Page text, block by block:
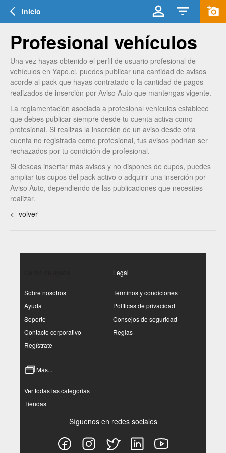
Inicio
Profesional vehículos
Una vez hayas obtenido el perfil de usuario profesional de
vehículos en Yapo.cl, puedes publicar una cantidad de avisos
acorde al pack que hayas contratado o la cantidad de pagos
realizados de inserción por Aviso Auto que mantengas vigente.
La reglamentación asociada a profesional vehículos establece
que debes publicar siempre desde tu cuenta activa como
profesional. Si realizas la inserción de un aviso desde otra
cuenta no registrada como profesional, tus avisos podrían ser
rechazados por tu condición de profesional.
Si deseas insertar más avisos y no dispones de cupos, puedes
ampliar tus cupos del pack activo o adquirir una inserción por
Aviso Auto, dependiendo de las publicaciones que necesites
realizar.
<- volver
Sobre nosotros
Ayuda
Soporte
Contacto corporativo
Regístrate
Legal
Términos y condiciones
Políticas de privacidad
Consejos de seguridad
Reglas
Más...
Ver todas las categorías
Tiendas
Síguenos en redes sociales